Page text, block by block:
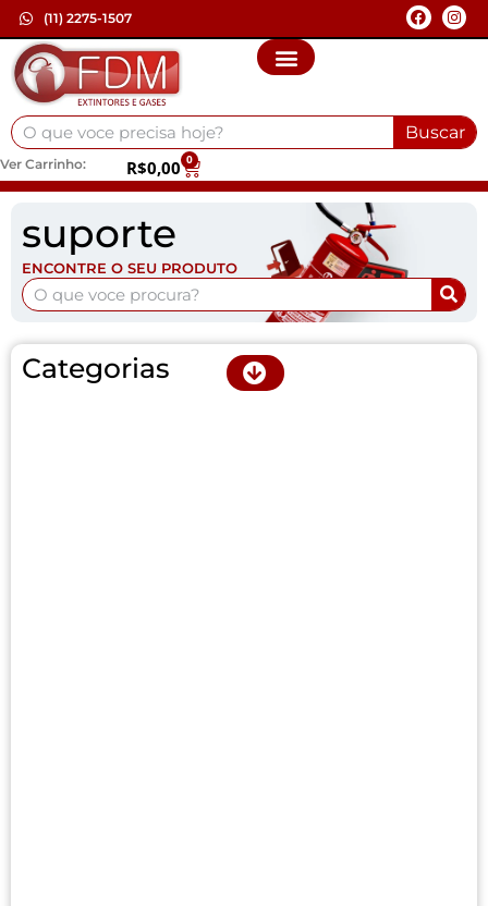
(11) 2275-1507
Buscar
Ver Carrinho: R$0,00 0
suporte
ENCONTRE O SEU PRODUTO
Categorias